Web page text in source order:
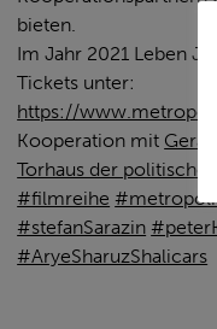
bieten.
Im Jahr 2021 Leben
Tickets unter:
https://
Kooperation mit Gera
Torhaus der
#filmreihe
#stefanSarazin
#AryeSharuzShalicars